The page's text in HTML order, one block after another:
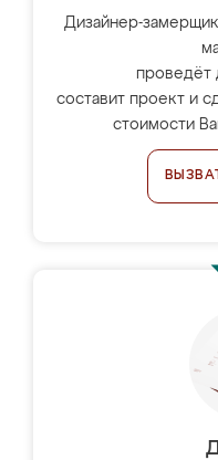
Дизайнер-
проведёт
составит проект и
стоимости